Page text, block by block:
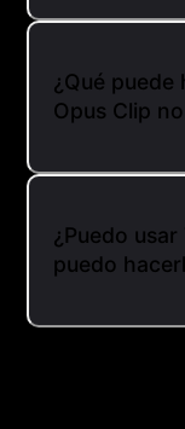
¿Qué puede
Opus Clip
¿Puedo
puedo